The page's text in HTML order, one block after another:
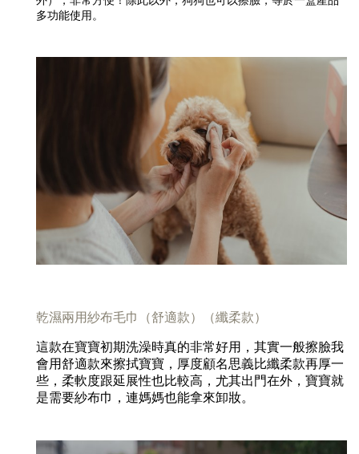
多功能使用。
乾濕兩用紗布毛巾（舒適款）（纖柔款）
這款在寶寶初期洗澡時真的非常好用，其實一般擦臉我
會用舒適款來擦拭寶寶，厚度顧名思義比纖柔款再厚一
些，柔軟度跟延展性也比較高，尤其出門在外，寶寶就
是需要紗布巾，連媽媽也能拿來卸妝。